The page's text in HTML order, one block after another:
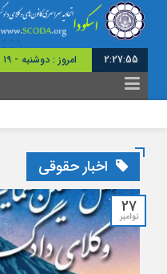
2:27:56 امروز : دوشنبه - ۱۹ مرداد - ۱۴۰۵
اخبار حقوقی
27
نوامبر